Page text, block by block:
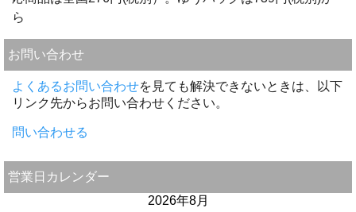
ら
お問い合わせ
よくあるお問い合わせを見ても解決できないときは、以下
リンク先からお問い合わせください。
問い合わせる
営業日カレンダー
2026年8月